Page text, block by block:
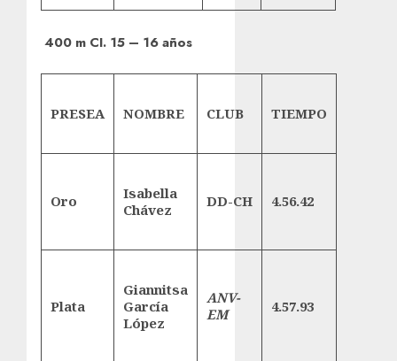
400 m CI. 15 – 16 años
PRESEA NOMBRE CLUB TIEMPO
Oro
Isabella
Chávez
DD-CH 4.56.42
Plata
Giannitsa
García
López
ANV-
EM
4.57.93